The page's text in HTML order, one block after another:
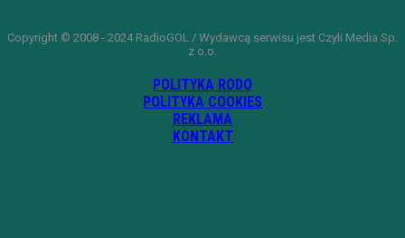
Copyright © 2008 - 2024 RadioGOL / Wydawcą serwisu jest Czyli Media Sp.
z o.o.
POLITYKA RODO
POLITYKA COOKIES
REKLAMA
KONTAKT